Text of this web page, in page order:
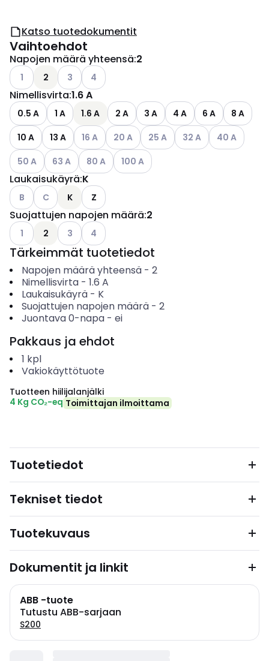
Katso tuotedokumentit
Vaihtoehdot
Napojen määrä yhteensä:2
Katso käytettävissä olevat vaihtoehdot
1 2 Katso käytettävissä olevat vaihtoehdot
3 Katso käytettävissä olevat vaihtoehdot
4
Nimellisvirta:1.6 A
0.5 A 1 A 1.6 A 2 A 3 A 4 A 6 A
8 A
10 A
13 A Katso käytettävissä olevat vaihtoehdot
16 A Katso käytettävissä olevat
20 A Katso käytettävissä olevat
25 A Katso käytettävissä
32 A Katso
40 A
Katso käytettävissä olevat vaihtoehdot
50 A Katso käytettävissä olevat vaihtoehdot
63 A Katso käytettävissä olevat vaihtoehdot
80 A Katso käytettävissä olevat
100 A
Laukaisukäyrä:K
Katso käytettävissä olevat vaihtoehdot
B Katso käytettävissä olevat vaihtoehdot
C K Z
Suojattujen napojen määrä:2
Katso käytettävissä olevat vaihtoehdot
1 2 Katso käytettävissä olevat vaihtoehdot
3 Katso käytettävissä olevat vaihtoehdot
4
Tärkeimmät tuotetiedot
Napojen määrä yhteensä- 2
Nimellisvirta- 1.6 A
Laukaisukäyrä- K
Suojattujen napojen määrä- 2
Juontava 0-napa- ei
Pakkaus ja ehdot
1 kpl
Vakiokäyttötuote
Tuotteen hiilijalanjälki
4 Kg CO₂-eq Toimittajan ilmoittama
Tuotetiedot
Tekniset tiedot
Tuotekuvaus
Dokumentit ja linkit
ABB -tuote
Tutustu ABB-sarjaan
S200